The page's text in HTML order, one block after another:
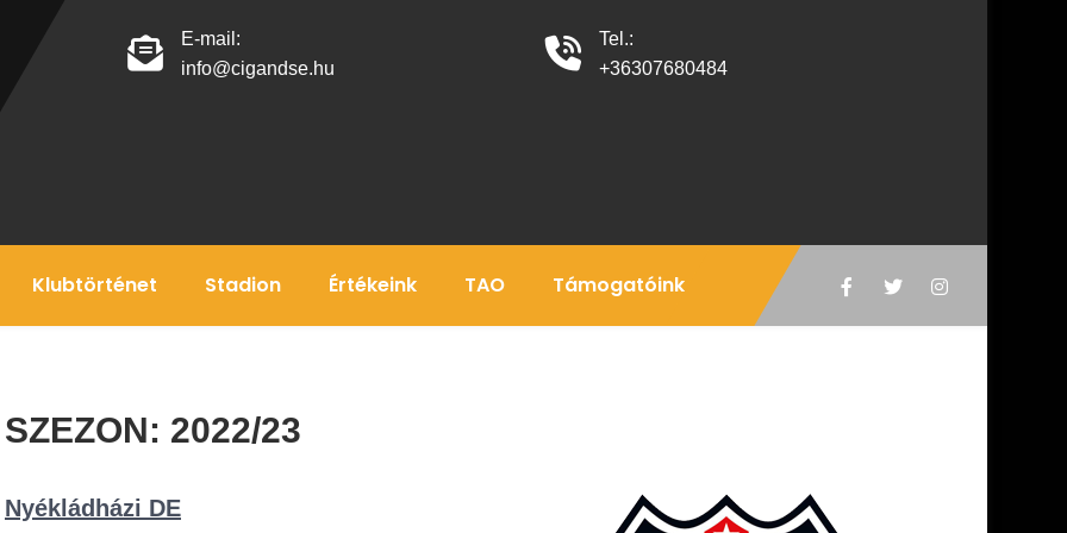
E-mail:
info@cigandse.hu
Tel.:
+36307680484
Klubtörténet Stadion Értékeink TAO Támogatóink
SZEZON: 2022/23
Nyékládházi DE